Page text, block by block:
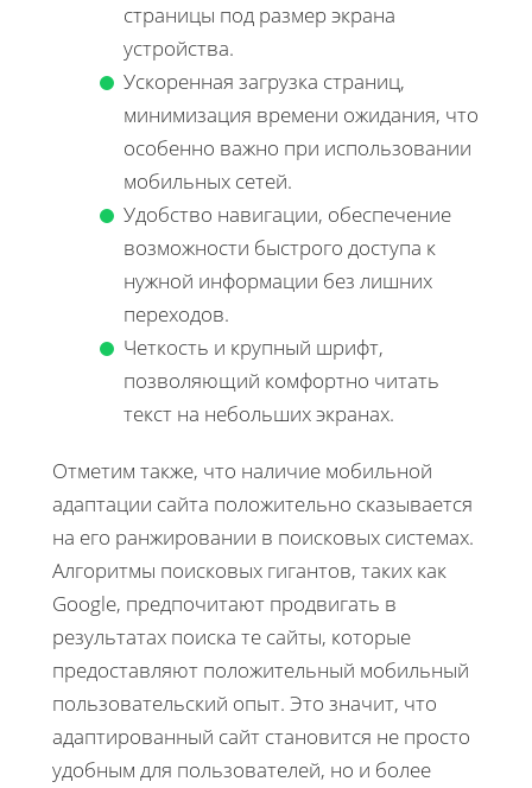
страницы под размер экрана
устройства.
Ускоренная загрузка страниц,
минимизация времени ожидания, что
особенно важно при использовании
мобильных сетей.
Удобство навигации, обеспечение
возможности быстрого доступа к
нужной информации без лишних
переходов.
Четкость и крупный шрифт,
позволяющий комфортно читать
текст на небольших экранах.
Отметим также, что наличие мобильной
адаптации сайта положительно сказывается
на его ранжировании в поисковых системах.
Алгоритмы поисковых гигантов, таких как
Google, предпочитают продвигать в
результатах поиска те сайты, которые
предоставляют положительный мобильный
пользовательский опыт. Это значит, что
адаптированный сайт становится не просто
удобным для пользователей, но и более